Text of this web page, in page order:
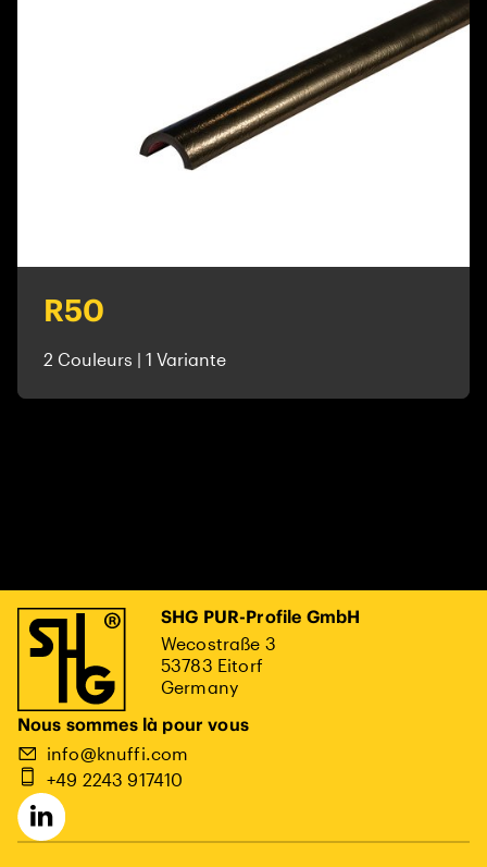
R50
2 Couleurs | 1 Variante
SHG PUR-Profile GmbH
Wecostraße 3
53783 Eitorf
Germany
Nous sommes là pour vous
info@knuffi.com
+49 2243 917410